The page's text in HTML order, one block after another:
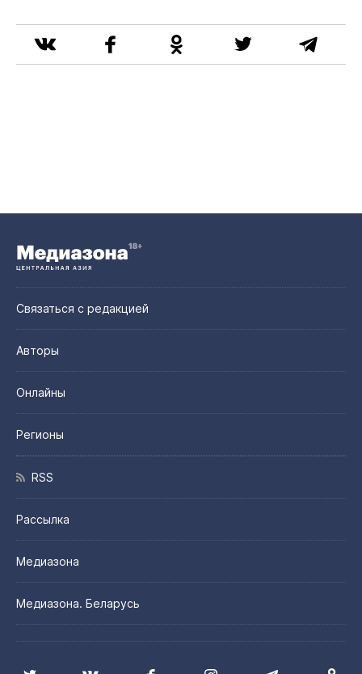
Связаться с редакцией
Авторы
Онлайны
Регионы
RSS
Рассылка
Медиазона
Медиазона. Беларусь